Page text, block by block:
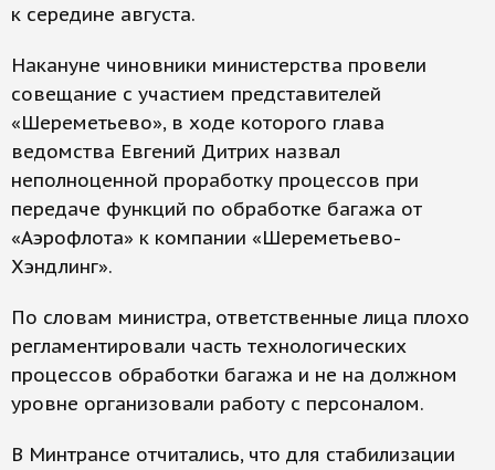
к середине августа.
Накануне чиновники министерства провели
совещание с участием представителей
«Шереметьево», в ходе которого глава
ведомства Евгений Дитрих назвал
неполноценной проработку процессов при
передаче функций по обработке багажа от
«Аэрофлота» к компании «Шереметьево-
Хэндлинг».
По словам министра, ответственные лица плохо
регламентировали часть технологических
процессов обработки багажа и не на должном
уровне организовали работу с персоналом.
В Минтрансе отчитались, что для стабилизации